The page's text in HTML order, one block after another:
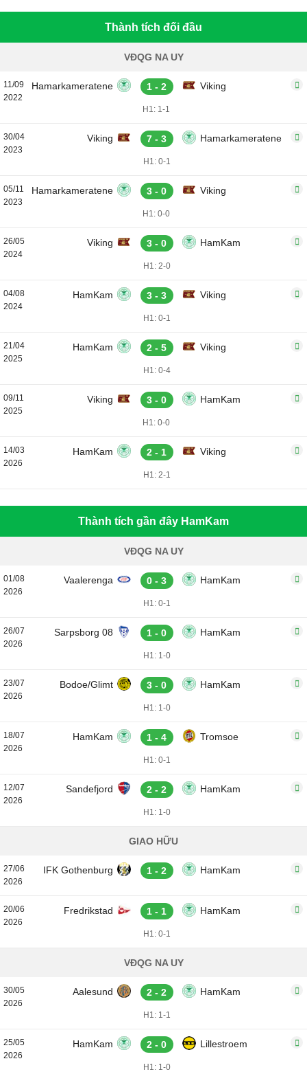
Thành tích đối đầu
VĐQG NA UY
11/09
2022
Hamarkameratene 1 - 2 Viking
H1: 1-1
30/04
2023
Viking 7 - 3 Hamarkameratene
H1: 0-1
05/11
2023
Hamarkameratene 3 - 0 Viking
H1: 0-0
26/05
2024
Viking 3 - 0 HamKam
H1: 2-0
04/08
2024
HamKam 3 - 3 Viking
H1: 0-1
21/04
2025
HamKam 2 - 5 Viking
H1: 0-4
09/11
2025
Viking 3 - 0 HamKam
H1: 0-0
14/03
2026
HamKam 2 - 1 Viking
H1: 2-1
Thành tích gần đây HamKam
VĐQG NA UY
01/08
2026
Vaalerenga 0 - 3 HamKam
H1: 0-1
26/07
2026
Sarpsborg 08 1 - 0 HamKam
H1: 1-0
23/07
2026
Bodoe/Glimt 3 - 0 HamKam
H1: 1-0
18/07
2026
HamKam 1 - 4 Tromsoe
H1: 0-1
12/07
2026
Sandefjord 2 - 2 HamKam
H1: 1-0
GIAO HỮU
27/06
2026
IFK Gothenburg 1 - 2 HamKam
20/06
2026
Fredrikstad 1 - 1 HamKam
H1: 0-1
VĐQG NA UY
30/05
2026
Aalesund 2 - 2 HamKam
H1: 1-1
25/05
2026
HamKam 2 - 0 Lillestroem
H1: 1-0